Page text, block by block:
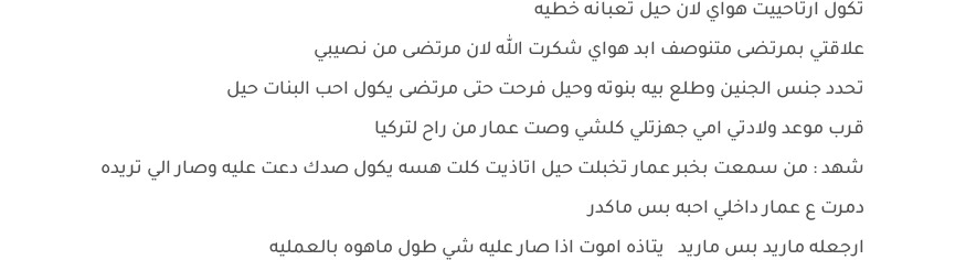
تكول ارتاحييت هواي لان حيل تعبانه خطيه
علاقتي بمرتضى متنوصف ابد هواي شكرت الله لان مرتضى من نصيبي
تحدد جنس الجنين وطلع بيه بنوته وحيل فرحت حتى مرتضى يكول احب البنات حيل
قرب موعد ولادتي امي جهزتلي كلشي وصت عمار من راح لتركيا
شهد : من سمعت بخبر عمار تخبلت حيل اتاذيت كلت هسه يكول صدك دعت عليه وصار الي تريده
دمرت ع عمار داخلي احبه بس ماكدر
ارجعله ماريد بس ماريد يتاذه اموت اذا صار عليه شي طول ماهوه بالعمليه